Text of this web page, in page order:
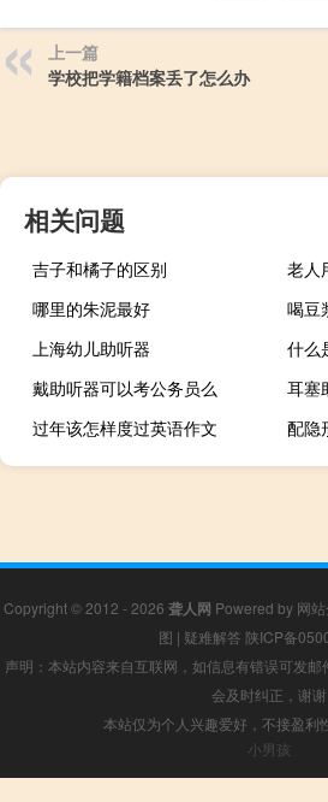
上一篇
学校把学籍档案丢了怎么办
相关问题
吉子和橘子的区别
老人
哪里的朱泥最好
喝豆
上海幼儿助听器
什么
戴助听器可以考公务员么
耳塞
过年该怎样度过英语作文
配隐
Copyright © 2012 - 2026 聋人网 Powered by 网
图 | 疑难解答 陕ICP备
声明：本站内容来自互联网，如信息有错误可发
会及时纠正，谢谢
本站仅为个人兴趣爱好，不接盈利
小男孩